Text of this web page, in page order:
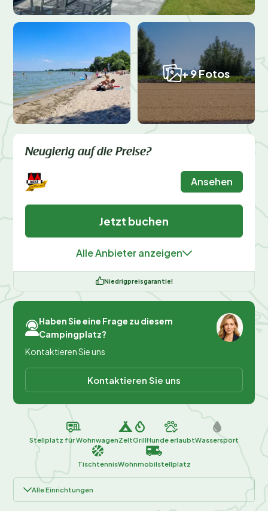
+ 9 Fotos
Neugierig auf die Preise?
Ansehen
Jetzt buchen
Alle Anbieter anzeigen
Niedrigpreisgarantie!
Haben Sie eine Frage zu diesem
Campingplatz?
Kontaktieren Sie uns
Kontaktieren Sie uns
Stellplatz für WohnwagenZeltGrillHunde erlaubtWassersport
TischtennisWohnmobilstellplatz
Alle Einrichtungen